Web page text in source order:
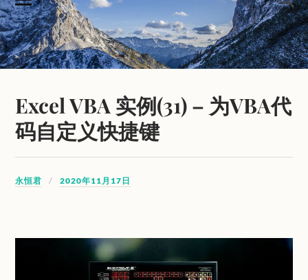
Excel VBA 实例(31) – 为VBA代
码自定义快捷键
永恒君 2020年11月17日